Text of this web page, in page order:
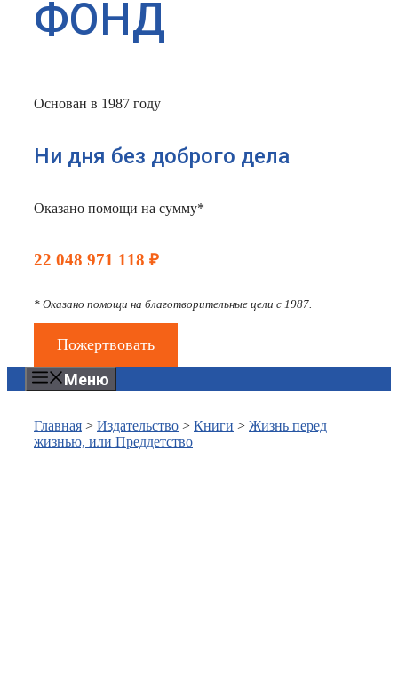
ФОНД
Основан в 1987 году
Ни дня без доброго дела
Оказано помощи на сумму*
22 048 971 118 ₽
* Оказано помощи на благотворительные цели с 1987.
Пожертвовать
Меню
Главная > Издательство > Книги > Жизнь перед
жизнью, или Преддетство